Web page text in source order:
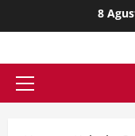
to
8
Primary